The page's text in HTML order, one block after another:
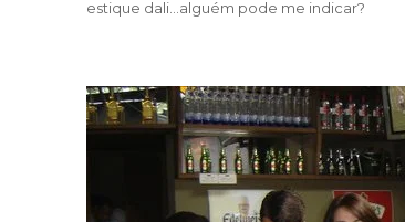
estique dali…alguém pode me indicar?